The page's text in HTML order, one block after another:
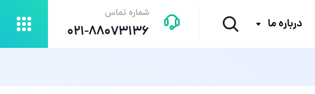
درباره ما
شماره تماس
021-88073136